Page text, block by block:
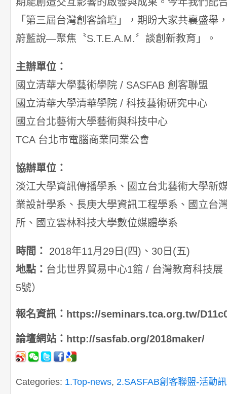
「第三屆台灣創客論壇」，期盼大家共襄盛舉
蔚藍說—聚焦〝S.T.E.A.M.〞談創新教育」。
主辦單位：
國立清華大學藝術學院 / SASFAB 創客聯盟
國立清華大學清華學院 / 科技藝術研究中心
國立台北藝術大學藝術與科技中心
TCA 台北市電腦商業同業公會
協辦單位：
淡江大學資訊傳播學系、國立台北藝術大學新
業設計學系、長庚大學資訊工程學系、國立台
所、國立雲林科技大學數位媒體學系
時間：
2018年11月29日(四)、30日(五)
地點： 台北世界貿易中心1館 / 台灣教育科技
5號）
報名資訊：https://seminars.tca.org.tw/
論壇網站：http://sasfab.org/2018maker/
Categories: 1.Top-news, 2.SASFAB創客聯盟-活動